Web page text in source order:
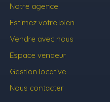
Notre agence
Estimez votre bien
Vendre avec nous
Espace vendeur
Gestion locative
Nous contacter